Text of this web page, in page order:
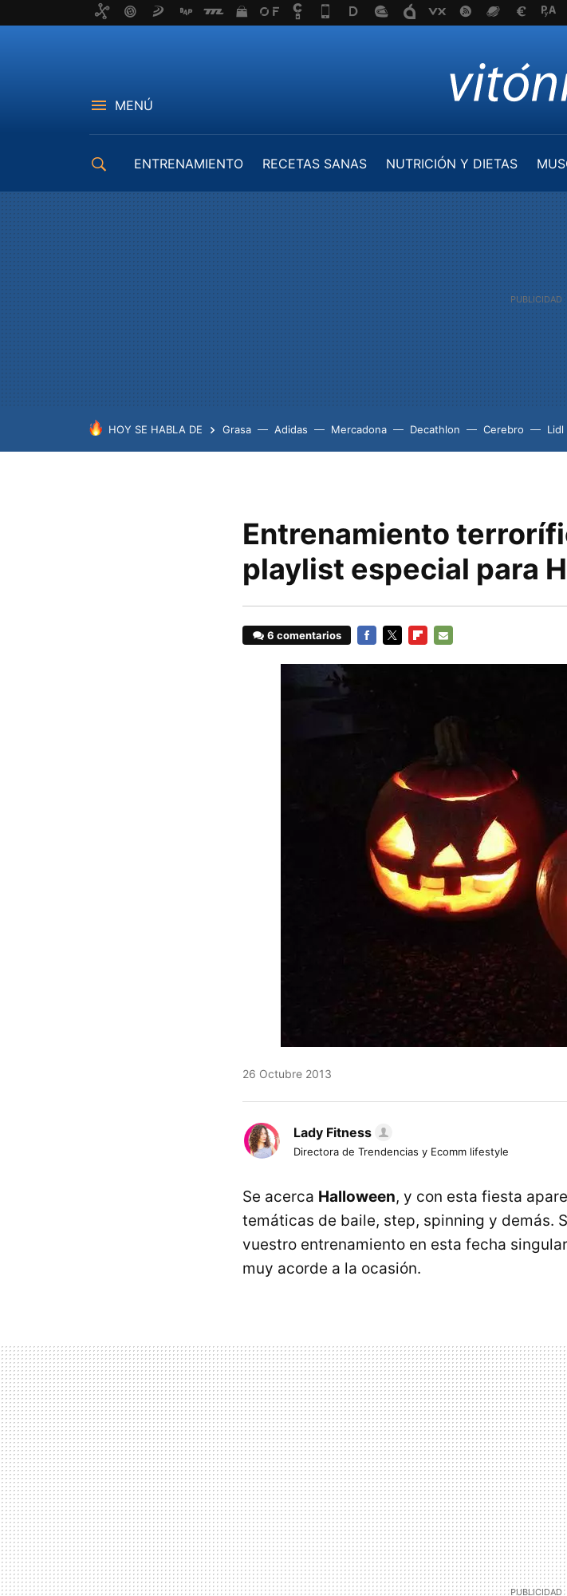
MENÚ
ENTRENAMIENTO RECETAS SANAS NUTRICIÓN Y DIETAS
HOY SE HABLA DE Grasa Adidas Mercadona Decathlon Cerebro Lidl
Entrenamiento
playlist especial para
6 comentarios
26 Octubre 2013
Lady Fitness
Directora de Trendencias y Ecomm lifestyle
Se acerca Halloween, y con esta fiesta
temáticas de baile, step, spinning y demás.
vuestro entrenamiento en esta fecha
muy acorde a la ocasión.